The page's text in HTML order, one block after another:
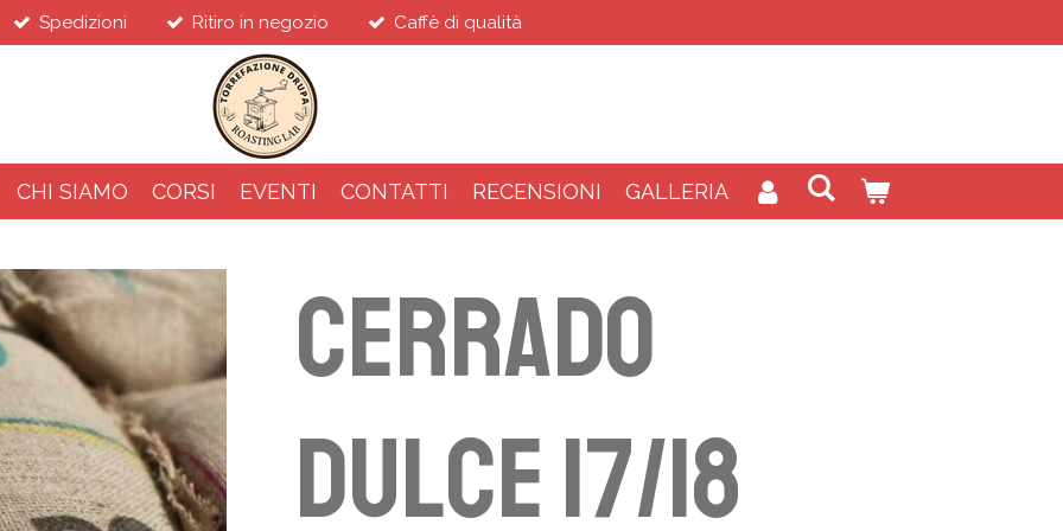
Spedizioni Ritiro in negozio Caffè di qualità
CHI SIAMO CORSI EVENTI CONTATTI RECENSIONI GALLERIA
Cerrado
Dulce 17/18